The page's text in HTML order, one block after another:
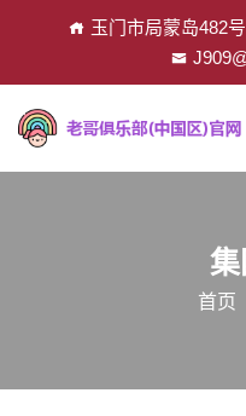
玉门市局蒙岛482号
首页